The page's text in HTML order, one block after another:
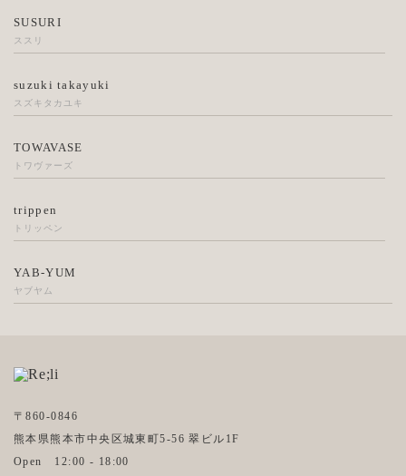
SUSURI
ススリ
suzuki takayuki
スズキタカユキ
TOWAVASE
トワヴァーズ
trippen
トリッペン
YAB-YUM
ヤブヤム
〒860-0846
熊本県熊本市中央区城東町5-56 翠ビル1F
Open 12:00 - 18:00